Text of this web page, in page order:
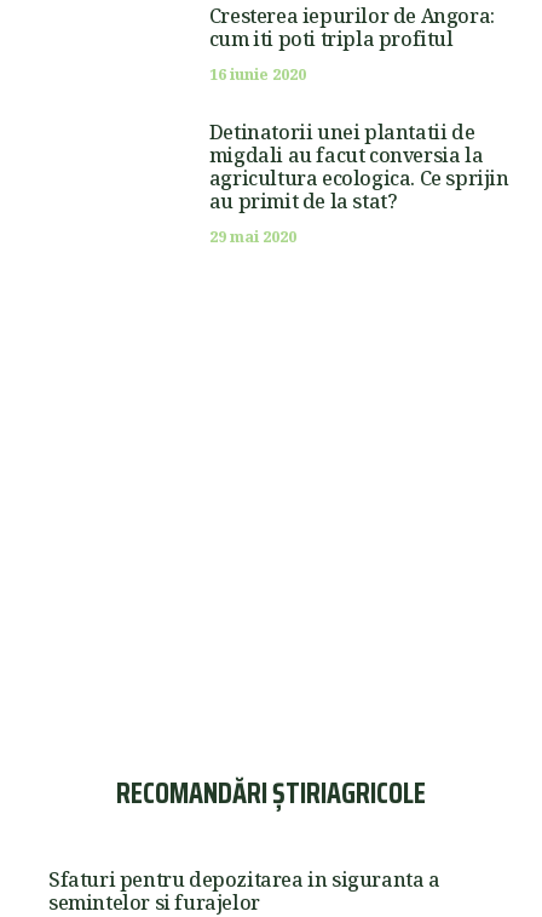
Cresterea iepurilor de Angora:
cum iti poti tripla profitul
16 iunie 2020
Detinatorii unei plantatii de
migdali au facut conversia la
agricultura ecologica. Ce sprijin
au primit de la stat?
29 mai 2020
RECOMANDĂRI ȘTIRIAGRICOLE
Sfaturi pentru depozitarea in siguranta a
semintelor si furajelor